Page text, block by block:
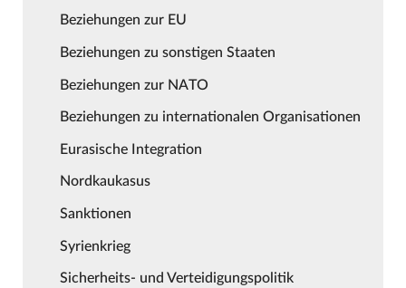
Beziehungen zur EU
Beziehungen zu sonstigen Staaten
Beziehungen zur NATO
Beziehungen zu internationalen Organisationen
Eurasische Integration
Nordkaukasus
Sanktionen
Syrienkrieg
Sicherheits- und Verteidigungspolitik